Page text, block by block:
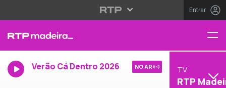
Entrar
Verão Cá Dentro 2026 NO AR TV
RTP